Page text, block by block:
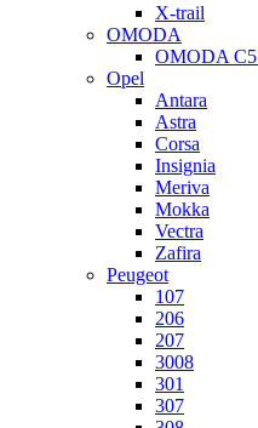
X-trail
OMODA
OMODA C5
Opel
Antara
Astra
Corsa
Insignia
Meriva
Mokka
Vectra
Zafira
Peugeot
107
206
207
3008
301
307